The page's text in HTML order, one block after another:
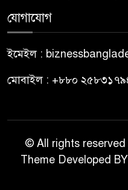
যোগাযোগ
ইমেইল :
মোবাইল : +৮৮০
© All rights
Theme Developed BY